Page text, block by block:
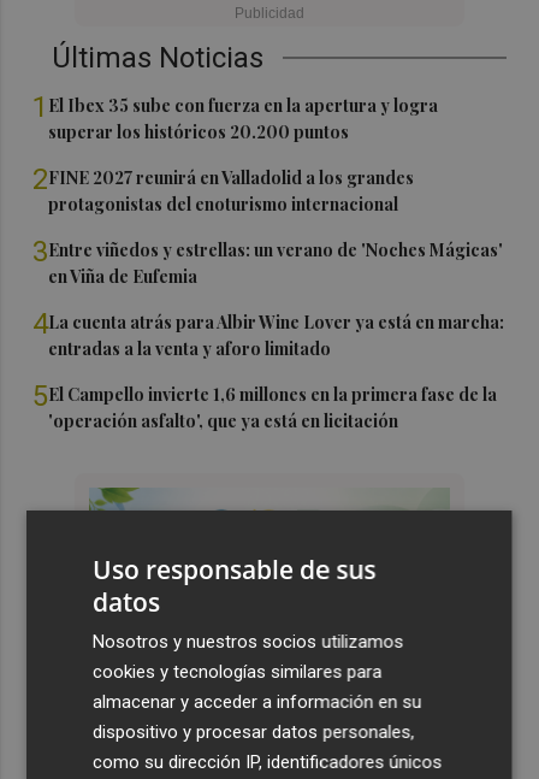
Últimas Noticias
1 El Ibex 35 sube con fuerza en la apertura y logra
superar los históricos 20.200 puntos
2FINE 2027 reunirá en Valladolid a los grandes
protagonistas del enoturismo internacional
3Entre viñedos y estrellas: un verano de 'Noches Mágicas'
en Viña de Eufemia
4La cuenta atrás para Albir Wine Lover ya está en marcha:
entradas a la venta y aforo limitado
5El Campello invierte 1,6 millones en la primera fase de la
'operación asfalto', que ya está en licitación
Uso responsable de sus
datos
Nosotros y nuestros socios utilizamos
cookies y tecnologías similares para
almacenar y acceder a información en su
dispositivo y procesar datos personales,
como su dirección IP, identificadores únicos